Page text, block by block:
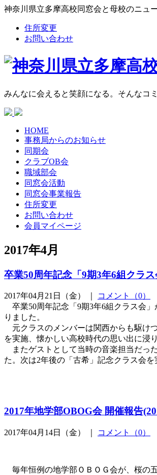
神奈川県立多摩高校同窓会と母校のニュ
住所変更
お問い合わせ
みんなに会えると笑顔になる。そんなコ
HOME
事務局からのお知らせ
同期会
クラブOB会
職域部会
同窓会活動
同窓会事業報告
住所変更
お問い合わせ
会員マイページ
2017年4月
卒業50周年記念「9期3年6組クラ
2017年04月21日（金） ｜
コメント（0）
卒業50周年記念「9期3年6組クラス会」
りました。
元クラスのメンバーは関西からも駆け
を実施、懐かしい高校時代の思い出に浸
またゲストとして当時の音楽担当だっ
た。次は2年後の「古希」記念クラス会
2017年地学部OBOG会 開催報告
2017年04月14日（金） ｜ コメント（0）
毎年恒例の地学部ＯＢＯＧ会が、桜の